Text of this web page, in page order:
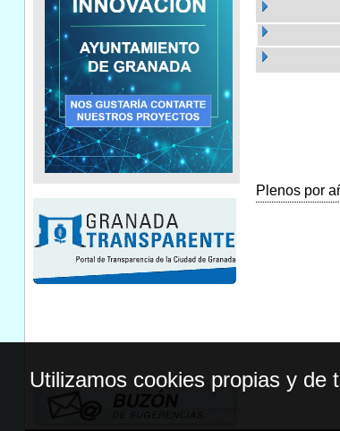
Plenos por
Utilizamos cookies propias y de